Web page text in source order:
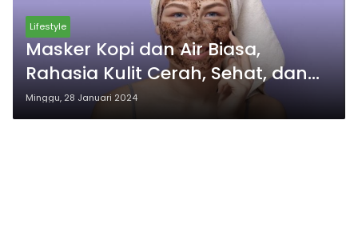
Lifestyle
Masker Kopi dan Air Biasa,
Rahasia Kulit Cerah, Sehat, dan
Bercahaya
Minggu, 28 Januari 2024